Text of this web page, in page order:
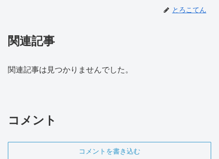
とろこてん
関連記事
関連記事は見つかりませんでした。
コメント
コメントを書き込む